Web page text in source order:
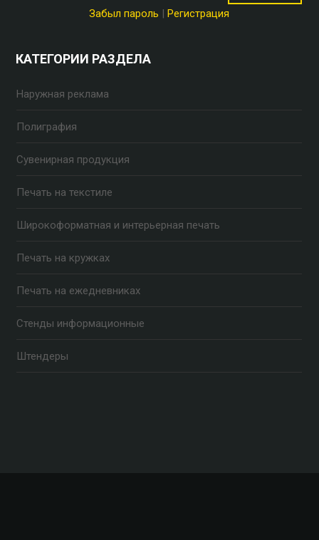
Забыл пароль
Регистрация
КАТЕГОРИИ РАЗДЕЛА
Наружная реклама
Полиграфия
Сувенирная продукция
Печать на текстиле
Широкоформатная и интерьерная печать
Печать на кружках
Печать на ежедневниках
Стенды информационные
Штендеры